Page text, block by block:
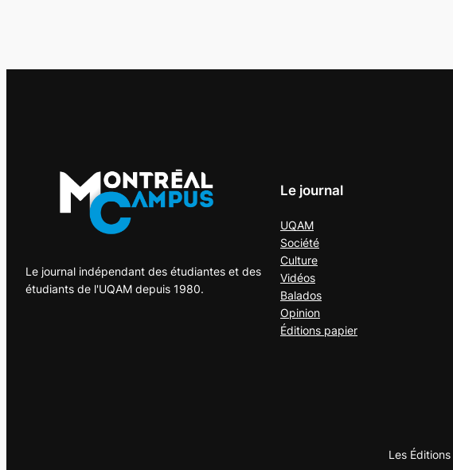
Le journal indépendant des étudiantes et des
étudiants de l'UQAM depuis 1980.
Le journal
UQAM
Société
Culture
Vidéos
Balados
Opinion
Éditions papier
Les